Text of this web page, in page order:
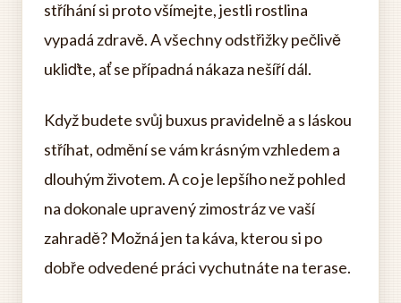
stříhání si proto všímejte, jestli rostlina
vypadá zdravě. A všechny odstřižky pečlivě
ukliďte, ať se případná nákaza nešíří dál.
Když budete svůj buxus pravidelně a s láskou
stříhat, odmění se vám krásným vzhledem a
dlouhým životem. A co je lepšího než pohled
na dokonale upravený zimostráz ve vaší
zahradě? Možná jen ta káva, kterou si po
dobře odvedené práci vychutnáte na terase.